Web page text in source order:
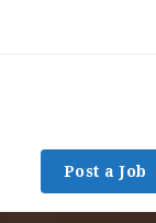
Post a Job